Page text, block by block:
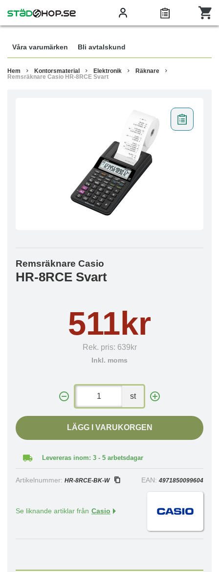
Våra varumärken Bli avtalskund
Hem Kontorsmaterial Elektronik
Räknare
Remsräknare Casio HR-8RCE Svart
Remsräknare Casio
HR-8RCE Svart
511kr
Rek. pris: 639kr
Inkl. moms
st
LÄGG I VARUKORGEN
Levereras inom: 3 - 5 arbetsdagar
Artikelnummer: HR-8RCE-BK-W EAN: 4971850099604
Se liknande artiklar från Casio